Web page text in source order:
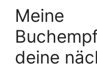
Meine
deine